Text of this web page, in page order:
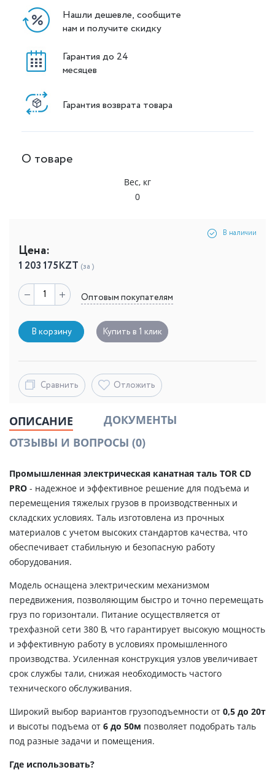
Нашли дешевле, сообщите
нам и получите скидку
Гарантия до 24
месяцев
Гарантия возврата товара
О товаре
Вес, кг
0
В наличии
Цена:
1 203 175KZT (за )
Оптовым покупателям
В корзину Купить в 1 клик
Сравнить Отложить
ОПИСАНИЕ
ДОКУМЕНТЫ
ОТЗЫВЫ И ВОПРОСЫ (0)
Промышленная электрическая канатная таль TOR CD
PRO - надежное и эффективное решение для подъема и
перемещения тяжелых грузов в производственных и
складских условиях. Таль изготовлена из прочных
материалов с учетом высоких стандартов качества, что
обеспечивает стабильную и безопасную работу
оборудования.
Модель оснащена электрическим механизмом
передвижения, позволяющим быстро и точно перемещать
груз по горизонтали. Питание осуществляется от
трехфазной сети 380 В, что гарантирует высокую мощность
и эффективную работу в условиях промышленного
производства. Усиленная конструкция узлов увеличивает
срок службы тали, снижая необходимость частого
технического обслуживания.
Широкий выбор вариантов грузоподъемности от 0,5 до 20т
и высоты подъема от 6 до 50м позволяет подобрать таль
под разные задачи и помещения.
Где использовать?